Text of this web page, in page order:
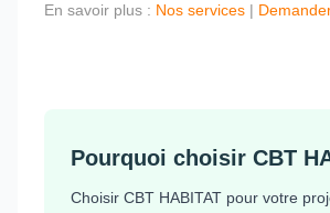
En savoir plus : Nos services |
Pourquoi choisir CBT
Choisir CBT HABITAT pour votre